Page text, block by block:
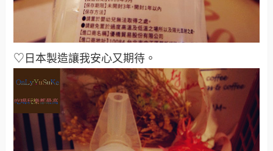
♡日本製造讓我安心又期待 。